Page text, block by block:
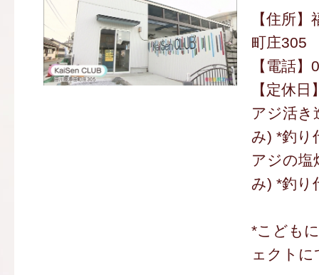
【住所
町庄305
【電話
【定休日
アジ活き
み) *釣り
アジの塩
み) *釣り
*こども
ェクトに